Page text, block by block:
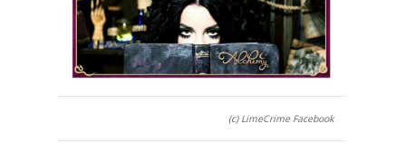
(c) LimeCrime Facebook